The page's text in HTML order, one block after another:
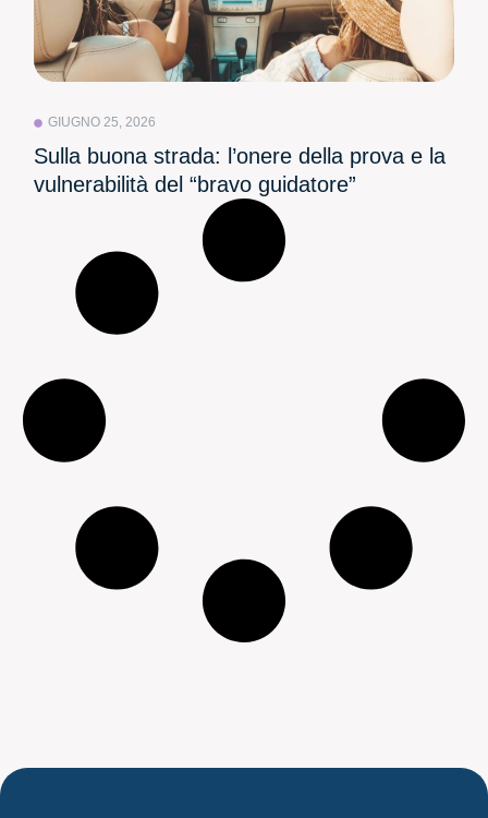
GIUGNO 25, 2026
Sulla buona strada: l’onere della prova e la
vulnerabilità del “bravo guidatore”